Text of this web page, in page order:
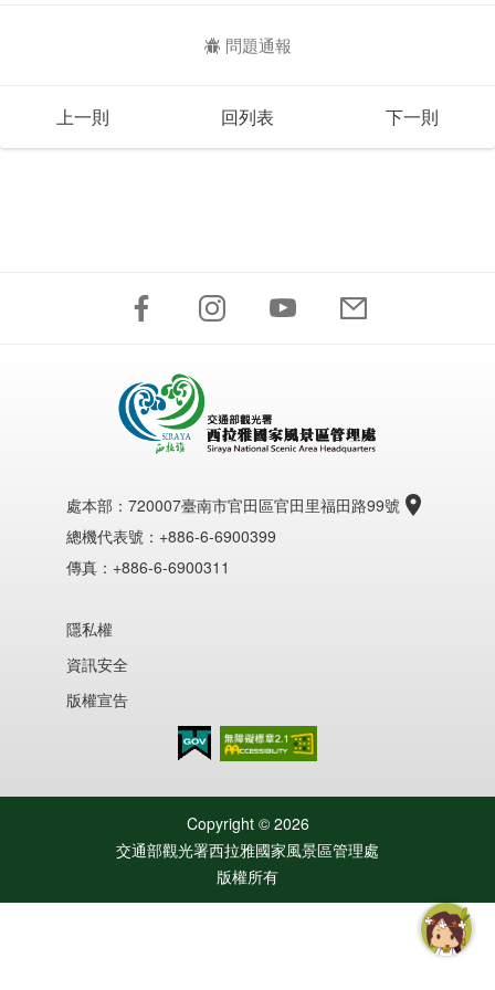
問題通報
上一則 回列表 下一則
處本部： 720007臺南市官田區官田里福田路99號
總機代表號：+886-6-6900399
傳真：+886-6-6900311
隱私權
資訊安全
版權宣告
Copyright © 2026
交通部觀光署西拉雅國家風景區管理處
版權所有
智慧